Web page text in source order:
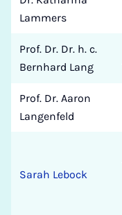
Lammers
Prof. Dr. Dr. h. c.
Bernhard Lang
Prof. Dr. Aaron
Langenfeld
Sarah Lebock